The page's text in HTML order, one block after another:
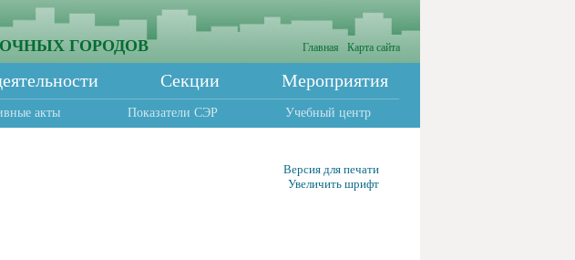
ГОРОДОВ Главная Карта сайта
Секции Мероприятия
акты Показатели СЭР Учебный центр
Версия для печати
Увеличить шрифт